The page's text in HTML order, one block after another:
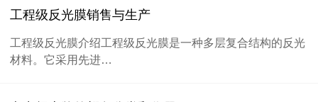
工程级反光膜销售与生产
工程级反光膜介绍工程级反光膜是一种多层复合结构的反光
材料。它采用先进…